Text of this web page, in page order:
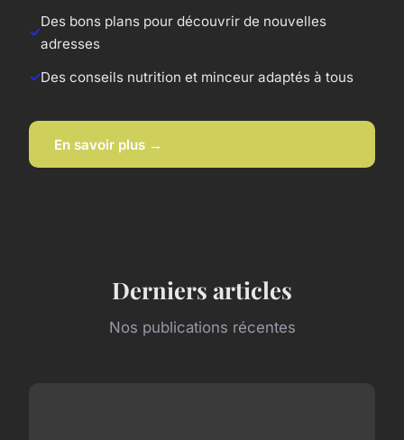
Des bons plans pour découvrir de nouvelles
adresses
Des conseils nutrition et minceur adaptés à tous
En savoir plus →
Derniers articles
Nos publications récentes